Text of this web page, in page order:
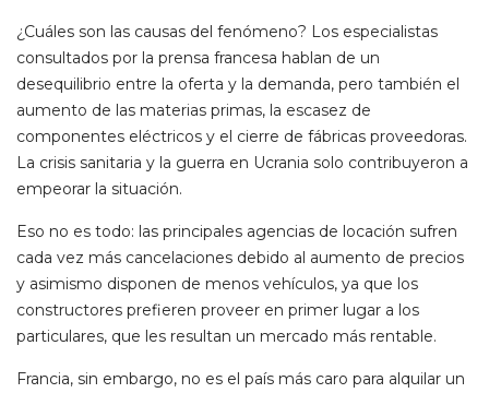
¿Cuáles son las causas del fenómeno? Los especialistas
consultados por la prensa francesa hablan de un
desequilibrio entre la oferta y la demanda, pero también el
aumento de las materias primas, la escasez de
componentes eléctricos y el cierre de fábricas proveedoras.
La crisis sanitaria y la guerra en Ucrania solo contribuyeron a
empeorar la situación.
Eso no es todo: las principales agencias de locación sufren
cada vez más cancelaciones debido al aumento de precios
y asimismo disponen de menos vehículos, ya que los
constructores prefieren proveer en primer lugar a los
particulares, que les resultan un mercado más rentable.
Francia, sin embargo, no es el país más caro para alquilar un